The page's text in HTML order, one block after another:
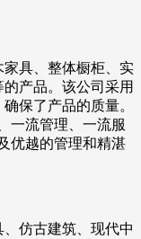
具、整体橱柜、实
产品。该公司采用
保了产品的质量。
一流管理、一流服
优越的管理和精湛
仿古建筑、现代中